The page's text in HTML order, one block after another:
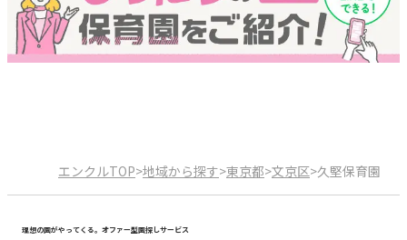
エンクルTOP>地域から探す>東京都>文京区>久堅保育園
理想の園がやってくる。オファー型園探しサービス